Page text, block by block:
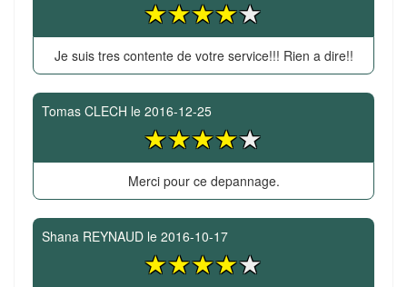
Je suis tres contente de votre service!!! Rien a dire!!
Tomas CLECH le 2016-12-25
Merci pour ce depannage.
Shana REYNAUD le 2016-10-17